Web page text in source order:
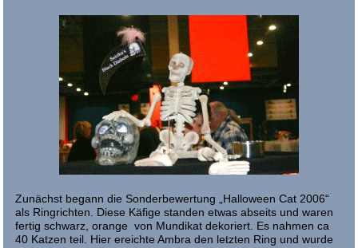
Zunächst begann die Sonderbewertung „Halloween Cat 2006“
als Ringrichten. Diese Käfige standen etwas abseits und waren
fertig schwarz, orange von Mundikat dekoriert. Es nahmen ca
40 Katzen teil. Hier ereichte Ambra den letzten Ring und wurde